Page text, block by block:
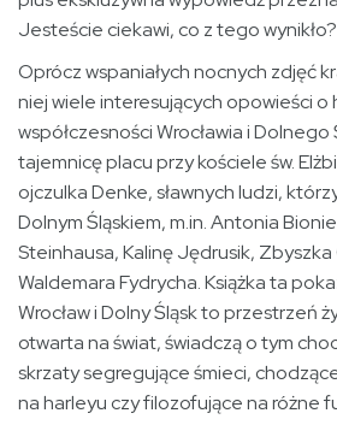
Jesteście ciekawi, co z tego
Oprócz wspaniałych nocnych zdjęć
niej wiele interesujących opowieści o
współczesności Wrocławia i Dolnego
tajemnicę placu przy kościele św.
ojczulka Denke, sławnych ludzi,
Dolnym Śląskiem, m.in. Antonia
Steinhausa, Kalinę Jędrusik,
Waldemara Fydrycha. Książka ta
Wrocław i Dolny Śląsk to przestrzeń
otwarta na świat, świadczą o tym
skrzaty segregujące śmieci,
na harleyu czy filozofujące na różne